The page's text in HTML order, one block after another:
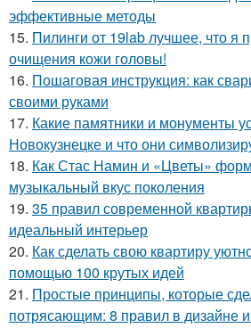
эффективные методы
15. Пилинги от 19lab лучшее, что я
очищения кожи головы!
16. Пошаговая инструкция: как
своими руками
17. Какие памятники и монументы
Новокузнецке и что они
18. Как Стас Намин и «Цветы»
музыкальный вкус поколения
19. 35 правил современной
идеальный интерьер
20. Как сделать свою квартиру
помощью 100 крутых идей
21. Простые принципы, которые
потрясающим: 8 правил в дизайне